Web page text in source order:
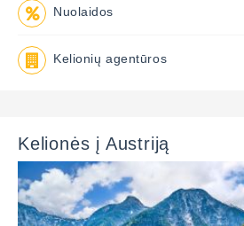
Nuolaidos
Kelionių agentūros
Kelionės į Austriją